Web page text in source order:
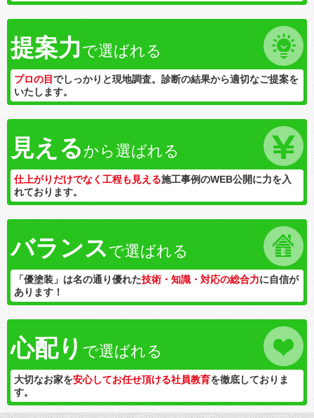
提案力で選ばれる
プロの目でしっかりと現地調査。診断の結果から適切なご提案を
いたします。
見える から選ばれる
仕上がりだけでなく工程も見える施工事例のWEB公開に力を入
れております。
バランスで選ばれる
「優塗装」は名の通り優れた技術・知識・対応の総合力に自信が
あります！
心配り で選ばれる
大切なお家を安心してお任せ頂ける社員教育を徹底しておりま
す。